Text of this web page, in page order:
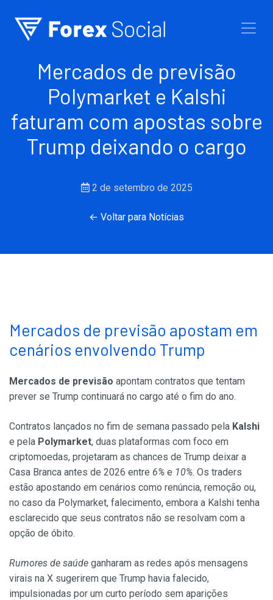
Mercados de previsão
Polymarket e Kalshi
faturam com apostas sobre
Trump deixando o cargo
2 de setembro de 2025
← Voltar para Notícias
Mercados de previsão apostam em
cenários envolvendo Trump
Mercados de previsão apontam contratos que tentam
prever se Trump continuará no cargo até o fim do ano.
Contratos lançados no fim de semana passado pela Kalshi
e pela Polymarket, duas plataformas com foco em
criptomoedas, projetaram as chances de Trump deixar a
Casa Branca antes de 2026 entre 6% e 10%. Os traders
estão apostando em cenários como renúncia, remoção ou,
no caso da Polymarket, falecimento, embora a Kalshi tenha
esclarecido que seus contratos não se resolvam com a
opção de óbito.
Rumores de saúde ganharam as redes após mensagens
virais na X sugerirem que Trump havia falecido,
impulsionadas por um curto período sem aparições